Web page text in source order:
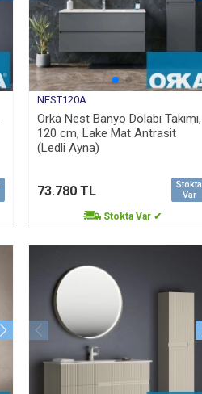
NEST120A
Orka Nest Banyo Dolabı Takımı,
120 cm, Lake Mat Antrasit
(Ledli Ayna)
Stokta
Var
73.780 TL
Stokta Var ✔